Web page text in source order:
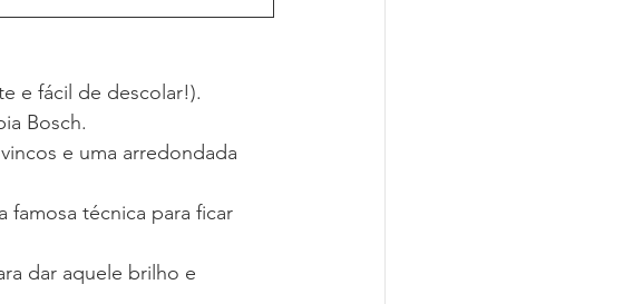
e fácil de descolar!).
Bosch.
e uma arredondada
famosa técnica para ficar
dar aquele brilho e